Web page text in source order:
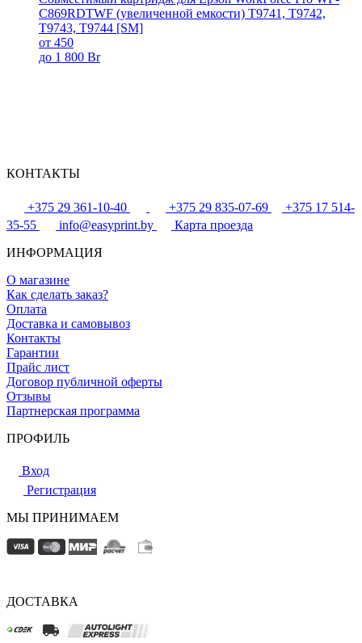
C869RDTWF (увеличенной емкости) T9741, T9742,
T9743, T9744 [SM]
от 450
до 1 800 Br
КОНТАКТЫ
+375 29 361-10-40 +375 29 835-07-69
+375 17 514-
35-55
info@easyprint.by
Карта проезда
ИНФОРМАЦИЯ
О магазине
Как сделать заказ?
Оплата
Доставка и самовывоз
Контакты
Гарантии
Прайс лист
Договор публичной оферты
Отзывы
Партнерская программа
ПРОФИЛЬ
Вход
Регистрация
МЫ ПРИНИМАЕМ
ДОСТАВКА